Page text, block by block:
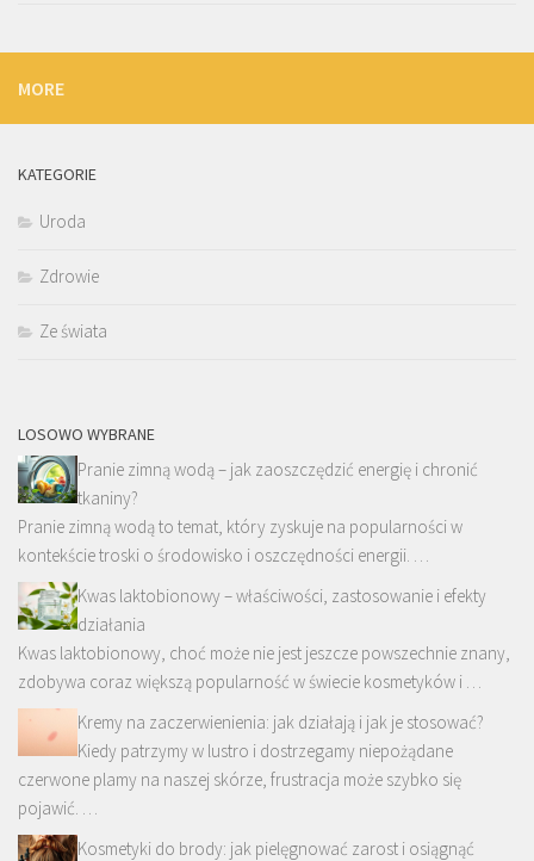
MORE
KATEGORIE
Uroda
Zdrowie
Ze świata
LOSOWO WYBRANE
Pranie zimną wodą – jak zaoszczędzić energię i chronić
tkaniny?
Pranie zimną wodą to temat, który zyskuje na popularności w
kontekście troski o środowisko i oszczędności energii. …
Kwas laktobionowy – właściwości, zastosowanie i efekty
działania
Kwas laktobionowy, choć może nie jest jeszcze powszechnie znany,
zdobywa coraz większą popularność w świecie kosmetyków i …
Kremy na zaczerwienienia: jak działają i jak je stosować?
Kiedy patrzymy w lustro i dostrzegamy niepożądane
czerwone plamy na naszej skórze, frustracja może szybko się
pojawić. …
Kosmetyki do brody: jak pielęgnować zarost i osiągnąć